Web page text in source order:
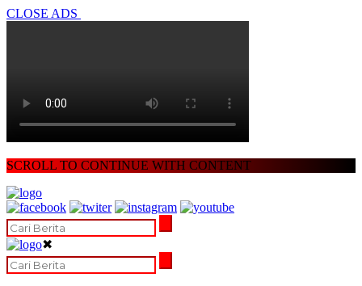
CLOSE ADS
SCROLL TO CONTINUE WITH CONTENT
✖